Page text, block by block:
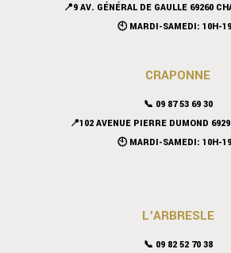
📍9 AV. GÉNÉRAL DE GAULLE 69260
🕙 MARDI-SAMEDI: 10H-
CRAPONNE
📞 09 87 53 69 30
📍102 AVENUE PIERRE DUMOND
🕙 MARDI-SAMEDI: 10H-
L’ARBRESLE
📞 09 82 52 70 38